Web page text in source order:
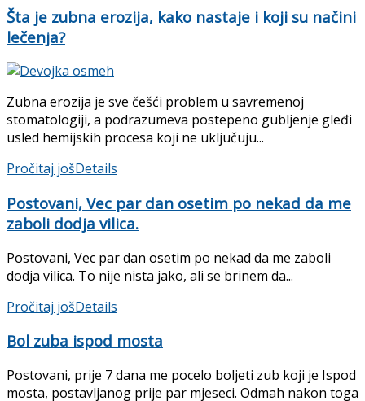
Šta je zubna erozija, kako nastaje i koji su načini
lečenja?
Zubna erozija je sve češći problem u savremenoj
stomatologiji, a podrazumeva postepeno gubljenje gleđi
usled hemijskih procesa koji ne uključuju...
Pročitaj jošDetails
Postovani, Vec par dan osetim po nekad da me
zaboli dodja vilica.
Postovani, Vec par dan osetim po nekad da me zaboli
dodja vilica. To nije nista jako, ali se brinem da...
Pročitaj jošDetails
Bol zuba ispod mosta
Postovani, prije 7 dana me pocelo boljeti zub koji je Ispod
mosta, postavljanog prije par mjeseci. Odmah nakon toga